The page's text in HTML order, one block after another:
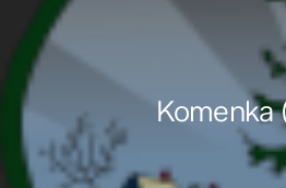
Komenka